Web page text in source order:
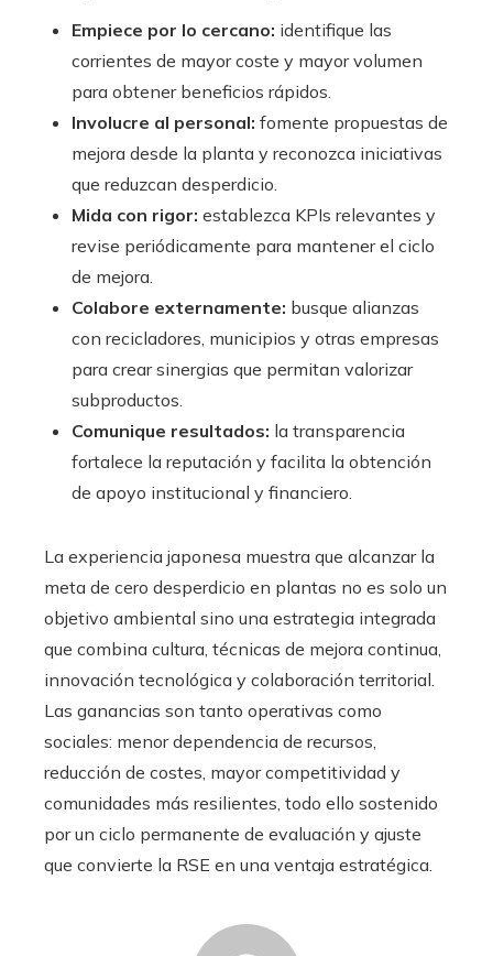
Empiece por lo cercano: identifique las
corrientes de mayor coste y mayor volumen
para obtener beneficios rápidos.
Involucre al personal: fomente propuestas de
mejora desde la planta y reconozca iniciativas
que reduzcan desperdicio.
Mida con rigor: establezca KPIs relevantes y
revise periódicamente para mantener el ciclo
de mejora.
Colabore externamente: busque alianzas
con recicladores, municipios y otras empresas
para crear sinergias que permitan valorizar
subproductos.
Comunique resultados: la transparencia
fortalece la reputación y facilita la obtención
de apoyo institucional y financiero.
La experiencia japonesa muestra que alcanzar la
meta de cero desperdicio en plantas no es solo un
objetivo ambiental sino una estrategia integrada
que combina cultura, técnicas de mejora continua,
innovación tecnológica y colaboración territorial.
Las ganancias son tanto operativas como
sociales: menor dependencia de recursos,
reducción de costes, mayor competitividad y
comunidades más resilientes, todo ello sostenido
por un ciclo permanente de evaluación y ajuste
que convierte la RSE en una ventaja estratégica.